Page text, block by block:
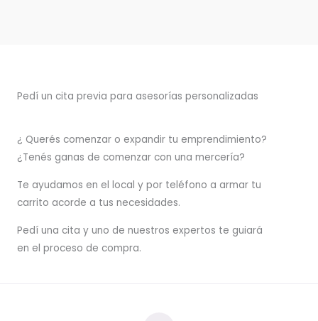
Pedí un cita previa para asesorías personalizadas
¿ Querés comenzar o expandir tu emprendimiento?
¿Tenés ganas de comenzar con una mercería?
Te ayudamos en el local y por teléfono a armar tu
carrito acorde a tus necesidades.
Pedí una cita y uno de nuestros expertos te guiará
en el proceso de compra.